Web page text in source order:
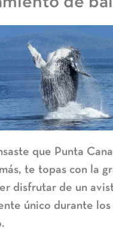
que Punta
te topas con la
disfrutar de un
único durante los